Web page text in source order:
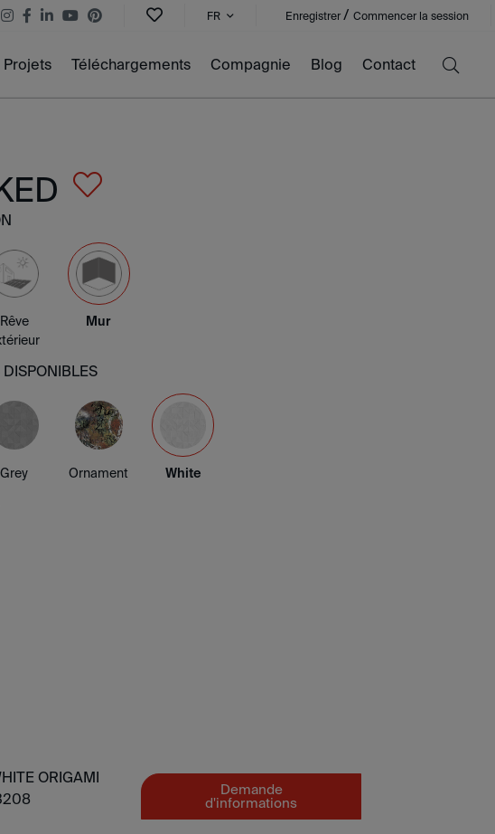
FR Enregistrer / Commencer la session
Projets Téléchargements Compagnie Blog Contact
Rêve
Mur
Grey Ornament White
ORIGAMI
Demande
d'informations